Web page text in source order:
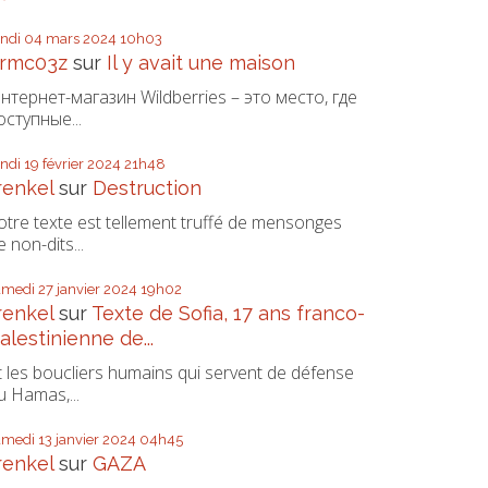
04 mars 2024 10h03
sur Il y avait une maison
магазин Wildberries – это место, где
19 février 2024 21h48
sur Destruction
texte est tellement truffé de mensonges
non-dits...
27 janvier 2024 19h02
sur Texte de Sofia, 17 ans franco-
de...
les boucliers humains qui servent de défense
Hamas,...
13 janvier 2024 04h45
surGAZA